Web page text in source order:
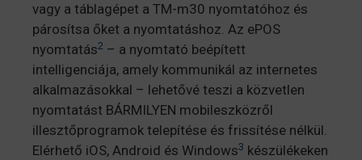
vagy a táblagépet a TM-m30 nyomtatóhoz és
párosítsa őket a nyomtatáshoz. Az ePOS
nyomtatás2 – a nyomtató beépített
intelligenciája, amely kommunikál az internetes
alkalmazásokkal – lehetővé teszi a közvetlen
nyomtatást BÁRMILYEN mobileszközről
illesztőprogramok telepítése és frissítése nélkül.
Elérhető iOS, Android és Windows3 készülékeken